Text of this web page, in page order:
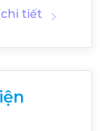
chi tiết